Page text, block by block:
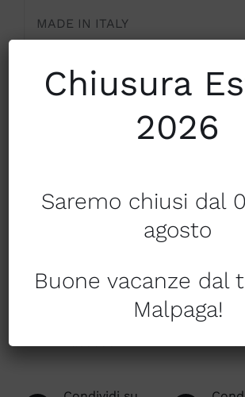
MADE IN ITALY
MISURE:
-COMPLETO LENZUOLA
50×80
Condividi su
Chiusura
2026
Saremo chiusi dal
agosto
Buone vacanze dal
Malpaga!